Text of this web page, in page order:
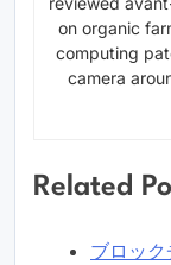
on organic
computing
camera
Related
ブロッ